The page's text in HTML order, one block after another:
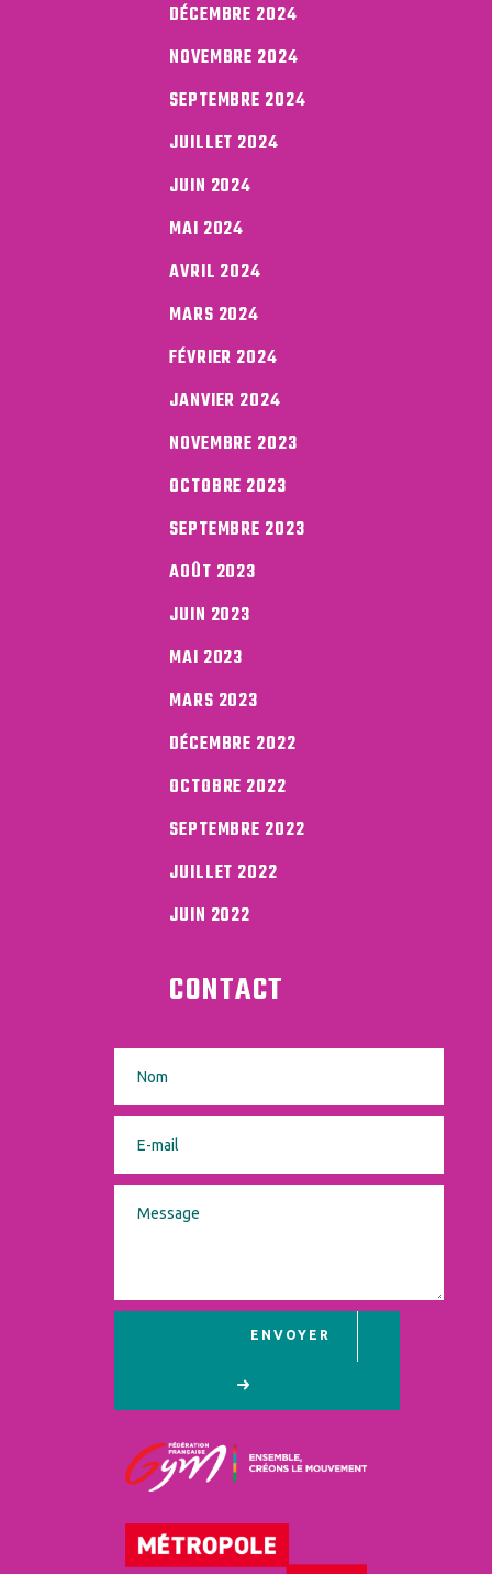
DÉCEMBRE 2024
NOVEMBRE 2024
SEPTEMBRE 2024
JUILLET 2024
JUIN 2024
MAI 2024
AVRIL 2024
MARS 2024
FÉVRIER 2024
JANVIER 2024
NOVEMBRE 2023
OCTOBRE 2023
SEPTEMBRE 2023
AOÛT 2023
JUIN 2023
MAI 2023
MARS 2023
DÉCEMBRE 2022
OCTOBRE 2022
SEPTEMBRE 2022
JUILLET 2022
JUIN 2022
CONTACT
ENVOYER